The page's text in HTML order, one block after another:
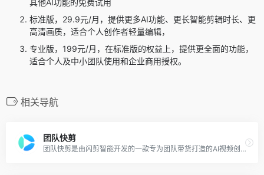
其他AI功能的免费试用
标准版，29.9元/月，提供更多AI功能、更长智能剪辑时长、更
高清画质，适合个人创作者轻量编辑，
专业版，199元/月，在标准版的权益上，提供更全面的功能，
适合个人及中小团队使用和企业商用授权。
相关导航
团队快剪
团队快剪是由闪剪智能开发的一款专为团队带货打造的AI视频创作系统，集成了爆款脚本库、短视频拍摄模板和商品素材管理功能，旨在帮助本地生活服务商家和品牌提高视频内容创作和团队管理的效率。